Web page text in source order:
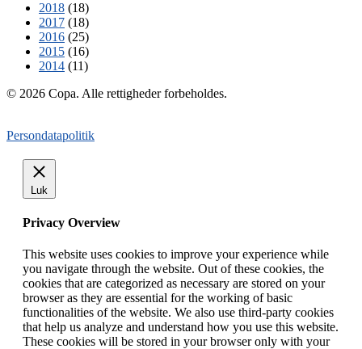
2018 (18)
2017 (18)
2016 (25)
2015 (16)
2014 (11)
© 2026 Copa. Alle rettigheder forbeholdes.
Persondatapolitik
Luk
Privacy Overview
This website uses cookies to improve your experience while
you navigate through the website. Out of these cookies, the
cookies that are categorized as necessary are stored on your
browser as they are essential for the working of basic
functionalities of the website. We also use third-party cookies
that help us analyze and understand how you use this website.
These cookies will be stored in your browser only with your